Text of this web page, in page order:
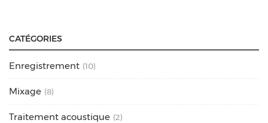
CATÉGORIES
Enregistrement (10)
Mixage (8)
Traitement acoustique (2)